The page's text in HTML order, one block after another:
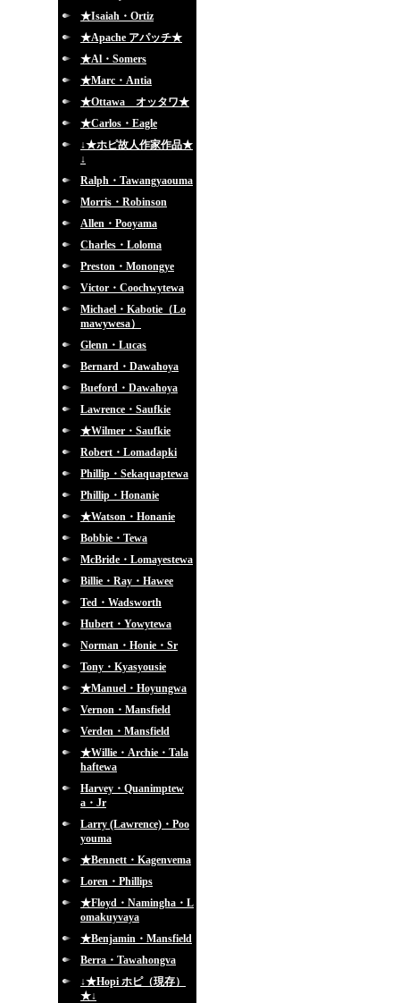
★Isaiah・Ortiz
★Apache アパッチ★
★Al・Somers
★Marc・Antia
★Ottawa オッタワ★
★Carlos・Eagle
↓★ホピ故人作家作品★
↓
Ralph・Tawangyaouma
Morris・Robinson
Allen・Pooyama
Charles・Loloma
Preston・Monongye
Victor・Coochwytewa
Michael・Kabotie（Lo
mawywesa）
Glenn・Lucas
Bernard・Dawahoya
Bueford・Dawahoya
Lawrence・Saufkie
★Wilmer・Saufkie
Robert・Lomadapki
Phillip・Sekaquaptewa
Phillip・Honanie
★Watson・Honanie
Bobbie・Tewa
McBride・Lomayestewa
Billie・Ray・Hawee
Ted・Wadsworth
Hubert・Yowytewa
Norman・Honie・Sr
Tony・Kyasyousie
★Manuel・Hoyungwa
Vernon・Mansfield
Verden・Mansfield
★Willie・Archie・Tala
haftewa
Harvey・Quanimptew
a・Jr
Larry (Lawrence)・Poo
youma
★Bennett・Kagenvema
Loren・Phillips
★Floyd・Namingha・L
omakuyvaya
★Benjamin・Mansfield
Berra・Tawahongva
↓★Hopi ホピ（現存）
★↓